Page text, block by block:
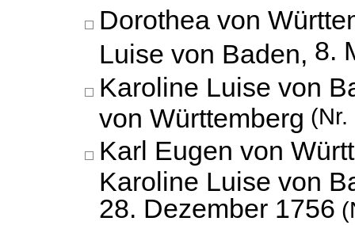
Dorothea von
Luise von Baden, 8.
Karoline Luise von
von Württemberg (Nr.
Karl Eugen von
Karoline Luise von
28. Dezember 1756